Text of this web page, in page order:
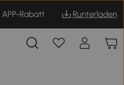
APP-Rabatt Runterladen